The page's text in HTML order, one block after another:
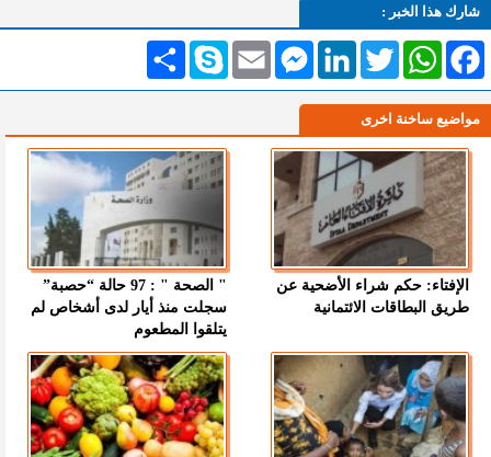
شارك هذا الخبر :
انشر Skype Email
MessengerLinkedInTwitterWhatsAppFacebook
مواضيع ساخنة اخرى
الإفتاء: حكم شراء الأضحية عن
طريق البطاقات الائتمانية
" الصحة " : 97 حالة “حصبة”
سجلت منذ أيار لدى أشخاص لم
يتلقوا المطعوم